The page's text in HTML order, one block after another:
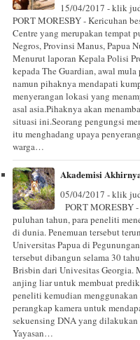
15/04/2017 - klik
PORT MORESBY - Kericuhan
Centre yang merupakan tempat
Negros, Provinsi Manus, Papua
Menurut laporan Kepala Polisi
kepada The Guardian, awal
namun pihaknya mendapati
menyerangan lokasi yang
asal asia.Pihaknya akan
situasi ini.Seorang pengungsi
itu menghadang upaya
warga…
Akademisi
05/04/2017 - klik
PORT MORESBY
puluhan tahun, para peneliti
di dunia. Penemuan tersebut
Universitas Papua di
tersebut dibangun selama 30
Brisbin dari Univesitas Georgia.
anjing liar untuk membuat
peneliti kemudian menggunakan
perangkap kamera untuk
sekuensing DNA yang
Yayasan…